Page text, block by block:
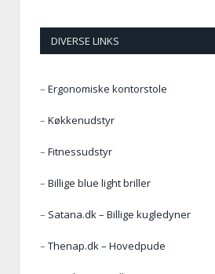
DIVERSE LINKS
– Ergonomiske kontorstole
– Køkkenudstyr
– Fitnessudstyr
– Billige blue light briller
– Satana.dk – Billige kugledyner
– Thenap.dk – Hovedpude